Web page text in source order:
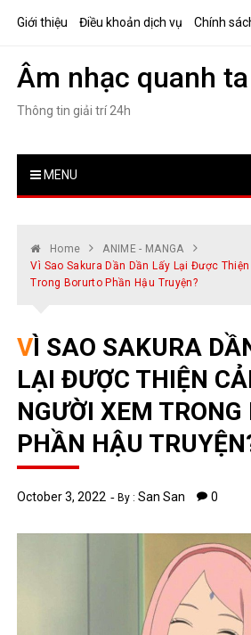
Giới thiệu Điều khoản dịch vụ Chính
Âm nhạc quanh ta
Thông tin giải trí 24h
MENU
Home
ANIME - MANGA
Vì Sao Sakura Dần Dần Lấy Lại Được
Trong Borurto Phần Hậu Truyện?
VÌ SAO SAKURA DẦN DẦN LẤY
LẠI ĐƯỢC THIỆN
NGƯỜI XEM TRONG
PHẦN HẬU
October 3, 2022 By :San San 0